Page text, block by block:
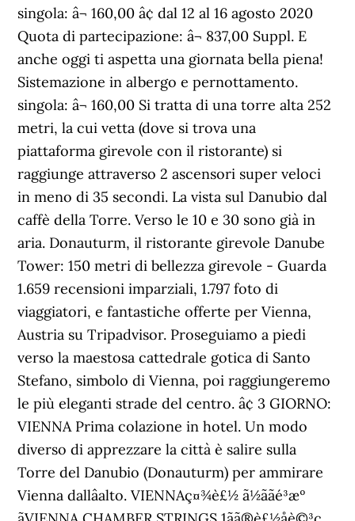
singola: â¬ 160,00 â¢ dal 12 al 16 agosto 2020
Quota di partecipazione: â¬ 837,00 Suppl. E
anche oggi ti aspetta una giornata bella piena!
Sistemazione in albergo e pernottamento.
singola: â¬ 160,00 Si tratta di una torre alta 252
metri, la cui vetta (dove si trova una
piattaforma girevole con il ristorante) si
raggiunge attraverso 2 ascensori super veloci
in meno di 35 secondi. La vista sul Danubio dal
caffè della Torre. Verso le 10 e 30 sono già in
aria. Donauturm, il ristorante girevole Danube
Tower: 150 metri di bellezza girevole - Guarda
1.659 recensioni imparziali, 1.797 foto di
viaggiatori, e fantastiche offerte per Vienna,
Austria su Tripadvisor. Proseguiamo a piedi
verso la maestosa cattedrale gotica di Santo
Stefano, simbolo di Vienna, poi raggiungeremo
le più eleganti strade del centro. â¢ 3 GIORNO:
VIENNA Prima colazione in hotel. Un modo
diverso di apprezzare la città è salire sulla
Torre del Danubio (Donauturm) per ammirare
Vienna dallâalto. VIENNAç¤¾è£½ ã½ããé³æº